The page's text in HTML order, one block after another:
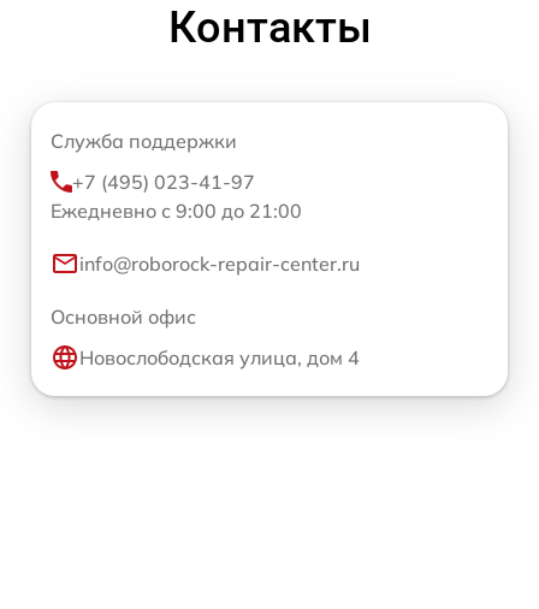
Контакты
Служба поддержки
+7 (495) 023-41-97
Ежедневно с 9:00 до 21:00
info@roborock-repair-center.ru
Основной офис
Новослободская улица, дом 4